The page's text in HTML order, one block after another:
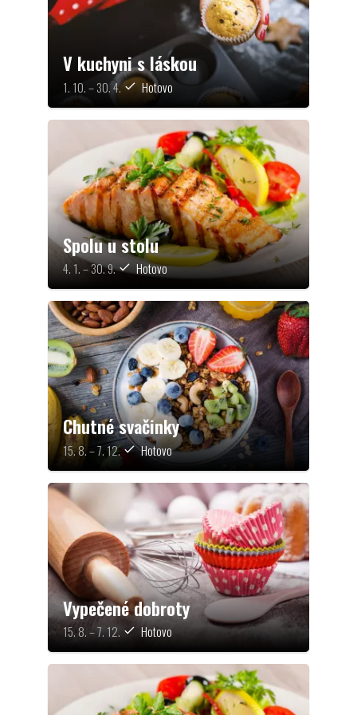
V kuchyni s láskou
1. 10. – 30. 4.check Hotovo
Spolu u stolu
4. 1. – 30. 9.check Hotovo
Chutné svačinky
15. 8. – 7. 12.check Hotovo
Vypečené dobroty
15. 8. – 7. 12. check Hotovo